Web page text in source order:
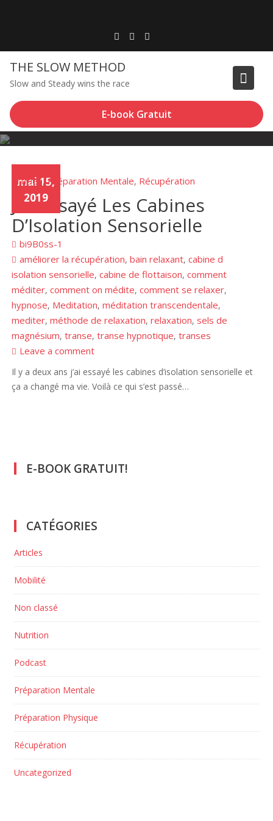
THE SLOW METHOD
Slow and Steady wins the race
E-book Gratuit
mai 15,
2019
Articles,Préparation Mentale, Récupération
J’ai Essayé Les Cabines
D’Isolation Sensorielle
bi9B0ss-1
améliorer la récupération,bain relaxant,cabine d
isolation sensorielle,cabine de flottaison,comment
méditer,comment on médite,comment se relaxer,
hypnose, Meditation,méditation transcendentale,
mediter,méthode de relaxation,relaxation,sels de
magnésium,transe,transe hypnotique,transes
Leave a comment
Il y a deux ans j’ai essayé les cabines d’isolation sensorielle et
ça a changé ma vie. Voilà ce qui s’est passé…
E-BOOK GRATUIT!
CATÉGORIES
Articles
Mobilité
Non classé
Nutrition
Podcast
Préparation Mentale
Préparation Physique
Récupération
Uncategorized